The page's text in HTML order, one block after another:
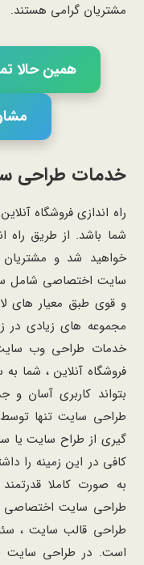
مشتریان گرامی هستند.
همین حالا تماس
خدمات طراحی
راه اندازی فروشگاه
شما باشد. از طریق
خواهید شد و
سایت اختصاصی شامل
و قوی طبق معیار های
مجموعه های زیادی در
خدمات طراحی وب سایت
فروشگاه آنلاین ، شما
بتواند کاربری آسان
طراحی سایت تنها
گیری از طراح سایت یا
کافی در این زمینه را
به صورت کاملا
طراحی سایت
طراحی قالب سایت ،
است. در طراحی سایت